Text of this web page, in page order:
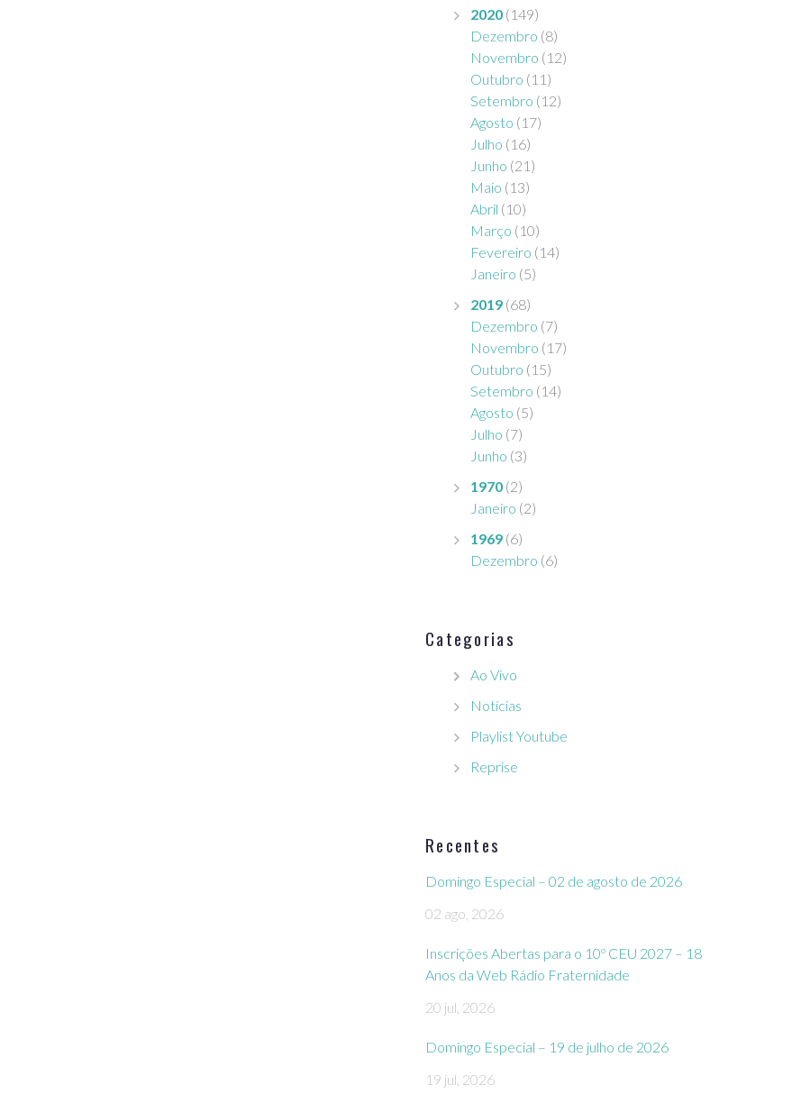
2020 (149)
Dezembro (8)
Novembro (12)
Outubro (11)
Setembro (12)
Agosto (17)
Julho (16)
Junho (21)
Maio (13)
Abril (10)
Março (10)
Fevereiro (14)
Janeiro (5)
2019 (68)
Dezembro (7)
Novembro (17)
Outubro (15)
Setembro (14)
Agosto (5)
Julho (7)
Junho (3)
1970 (2)
Janeiro (2)
1969 (6)
Dezembro (6)
Categorias
Ao Vivo
Notícias
Playlist Youtube
Reprise
Recentes
Domingo Especial – 02 de agosto de 2026
02 ago, 2026
Inscrições Abertas para o 10º CEU 2027 – 18
Anos da Web Rádio Fraternidade
20 jul, 2026
Domingo Especial – 19 de julho de 2026
19 jul, 2026